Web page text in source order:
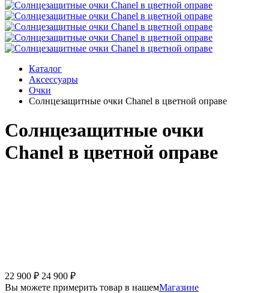
Каталог
Аксессуары
Очки
Солнцезащитные очки Chanel в цветной оправе
Солнцезащитные очки
Chanel в цветной оправе
22 900 ₽ 24 900 ₽
Вы можете примерить товар в нашемМагазине